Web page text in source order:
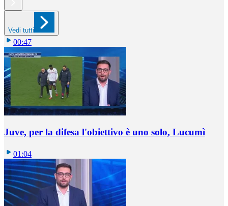
Vedi tutti
00:47
Juve, per la difesa l'obiettivo è uno solo, Lucumì
01:04